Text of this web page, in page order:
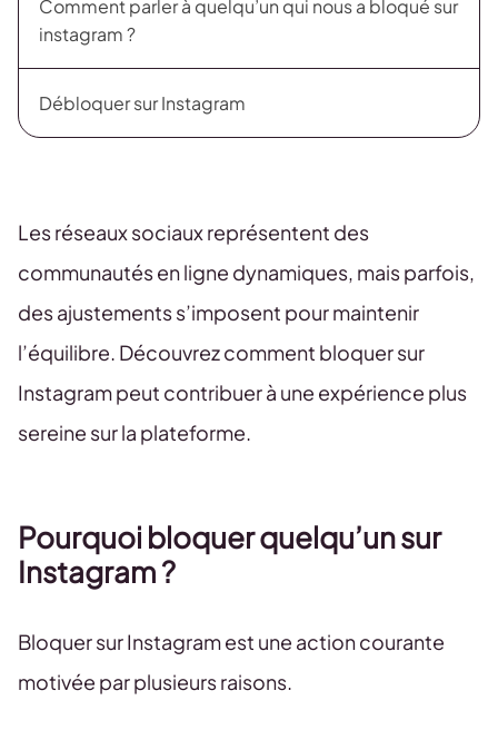
Comment parler à quelqu’un qui nous a bloqué sur
instagram ?
Débloquer sur Instagram
Les réseaux sociaux représentent des
communautés en ligne dynamiques, mais parfois,
des ajustements s’imposent pour maintenir
l’équilibre. Découvrez comment bloquer sur
Instagram peut contribuer à une expérience plus
sereine sur la plateforme.
Pourquoi bloquer quelqu’un sur
Instagram ?
Bloquer sur Instagram est une action courante
motivée par plusieurs raisons.